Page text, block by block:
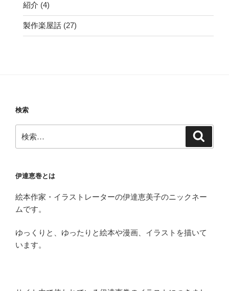
紹介 (4)
製作楽屋話 (27)
検索
索:
伊達恵巻とは
絵本作家・イラストレーターの伊達恵美子のニックネー
ムです。
ゆっくりと、ゆったりと絵本や漫画、イラストを描いて
います。